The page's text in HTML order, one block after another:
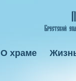
О храме